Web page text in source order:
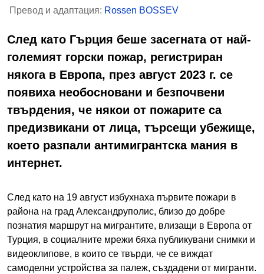
Превод и адаптация: Rossen BOSSEV
След като Гърция беше засегната от най-
големият горски пожар, регистриран
някога в Европа, през август 2023 г. се
появиха необосновани и безпочвени
твърдения, че някои от пожарите са
предизвикани от лица, търсещи убежище,
което разпали антимигрантска мания в
интернет.
След като на 19 август избухнаха първите пожари в
района на град Александруполис, близо до добре
познатия маршрут на мигрантите, влизащи в Европа от
Турция, в социалните мрежи бяха публикувани снимки и
видеоклипове, в които се твърди, че се виждат
самоделни устройства за палеж, създадени от мигранти.